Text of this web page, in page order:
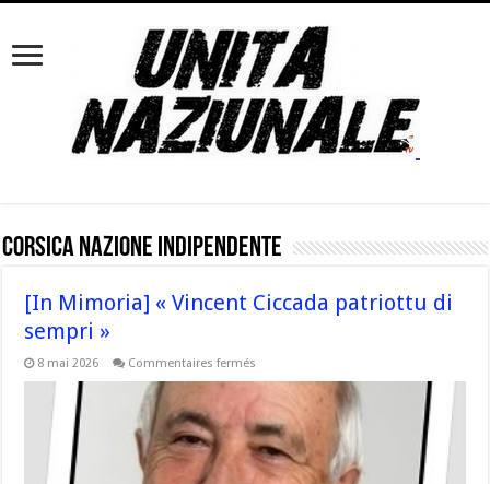
Corsica Nazione Indipendente
[In Mimoria] « Vincent Ciccada patriottu di
sempri »
8 mai 2026 Commentaires fermés
« Vincent
Ciccada
patriottu
di
sempri »